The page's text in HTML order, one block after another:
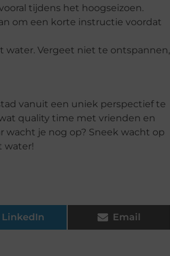
tijdens het hoogseizoen.
om een korte instructie voordat
water. Vergeet niet te ontspannen,
vanuit een uniek perspectief te
quality time met vrienden en
wacht je nog op? Sneek wacht op
water!
LinkedIn Email